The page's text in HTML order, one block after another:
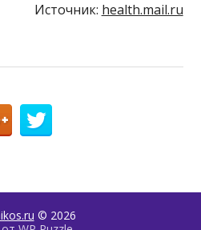
Источник: health.mail.ru
© 2026